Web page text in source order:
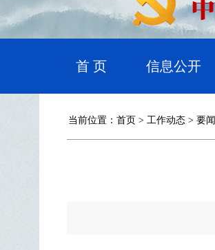
首 页 信息公开
当前位置： 首页 > 工作动态 > 要闻